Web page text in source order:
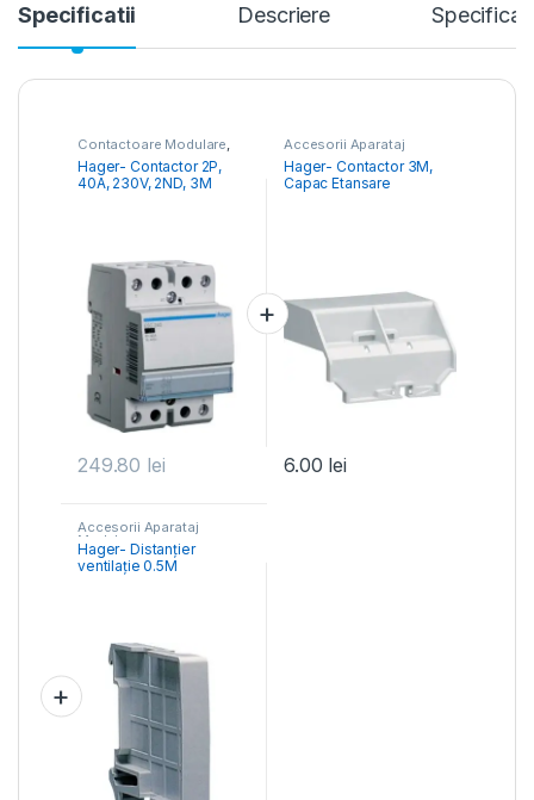
Specificatii Descriere
Contactoare Modulare,
Distribuția Energiei
Hager- Contactor 2P,
40A, 230V, 2ND, 3M
249.80 lei
Accesorii Aparataj
Modular ,Contactoare
Modulare
Hager- Contactor 3M,
Capac Etansare
6.00 lei
Accesorii Aparataj
Modular
Hager- Distanțier
ventilație 0.5M